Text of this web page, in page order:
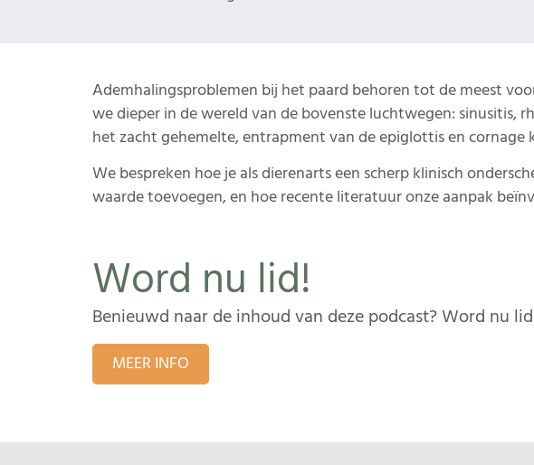
Ademhalingsproblemen bij het paard behoren tot de meest
we dieper in de wereld van de bovenste luchtwegen: sinusitis,
het zacht gehemelte, entrapment van de epiglottis en cornage
We bespreken hoe je als dierenarts een scherp klinisch
waarde toevoegen, en hoe recente literatuur onze aanpak
Word nu lid!
Benieuwd naar de inhoud van deze podcast? Word nu
MEER INFO